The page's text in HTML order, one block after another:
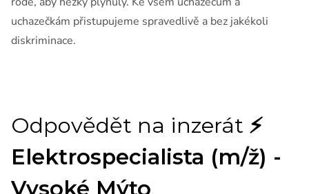
uchazečkám přistupujeme spravedlivě a bez jakékoli
diskriminace.